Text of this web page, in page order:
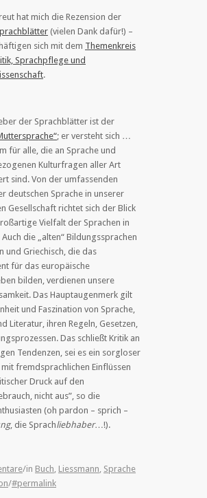
hat mich die Rezension der
(vielen Dank dafür!) –
sich mit dem Themenkreis
Sprachpflege und
.
der Sprachblätter ist der
; er versteht sich …
für alle, die an Sprache und
Kulturfragen aller Art
sind. Von der umfassenden
deutschen Sprache in unserer
Gesellschaft richtet sich der Blick
Vielfalt der Sprachen in
Auch die „alten“ Bildungssprachen
und Griechisch, die das
für das europäische
bilden, verdienen unsere
Das Hauptaugenmerk gilt
und Faszination von Sprache,
Literatur, ihren Regeln, Gesetzen,
Das schließt Kritik an
Tendenzen, sei es ein sorgloser
fremdsprachlichen Einflüssen
Druck auf den
nicht aus”, so die
(oh pardon – sprich –
, die Sprachliebhaber…!).
/in Buch Liessmann Sprache
/#permalink